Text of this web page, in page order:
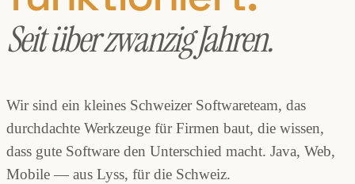
Seit über zwanzig Jahren.
Wir sind ein kleines Schweizer Softwareteam, das
durchdachte Werkzeuge für Firmen baut, die wissen,
dass gute Software den Unterschied macht. Java, Web,
Mobile — aus Lyss, für die Schweiz.